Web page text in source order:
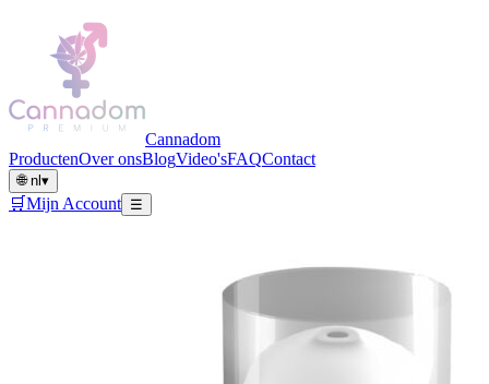
Cannadom
ProductenOver onsBlogVideo'sFAQContact
🌐nl ▾
🛒Mijn Account ☰